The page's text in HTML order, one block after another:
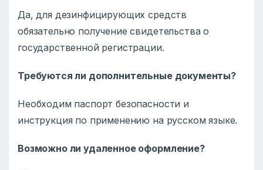
Да, для дезинфицирующих средств
обязательно получение свидетельства о
государственной регистрации.
Требуются ли дополнительные документы?
Необходим паспорт безопасности и
инструкция по применению на русском языке.
Возможно ли удаленное оформление?